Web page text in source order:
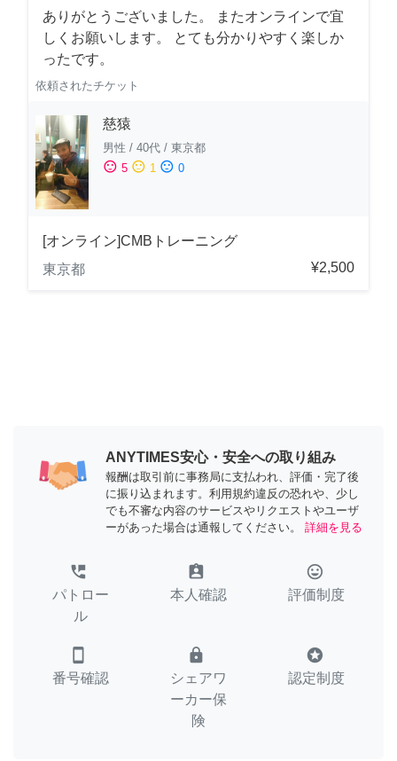
ありがとうございました。 またオンラインで宜
しくお願いします。 とても分かりやすく楽しか
ったです。
依頼されたチケット
慈猿
男性 / 40代 / 東京都
sentiment_satisfied 5 sentiment_neutral 1 sentiment_dissatisfied 0
[オンライン]CMBトレーニング
東京都
¥2,500
ANYTIMES安心・安全への取り組み
報酬は取引前に事務局に支払われ、評価・完了後
に振り込まれます。利用規約違反の恐れや、少し
でも不審な内容のサービスやリクエストやユーザ
ーがあった場合は通報してください。
詳細を見る
perm_phone_msg
パトロー
ル
assignment_ind
本人確認
tag_faces
評価制度
smartphone
番号確認
lock
シェアワ
ーカー保
険
stars
認定制度